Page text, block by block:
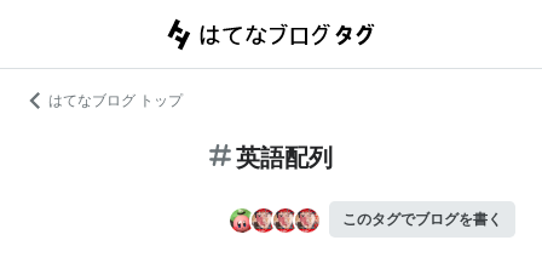
はてなブログ トップ
英語配列
このタグでブログを書く